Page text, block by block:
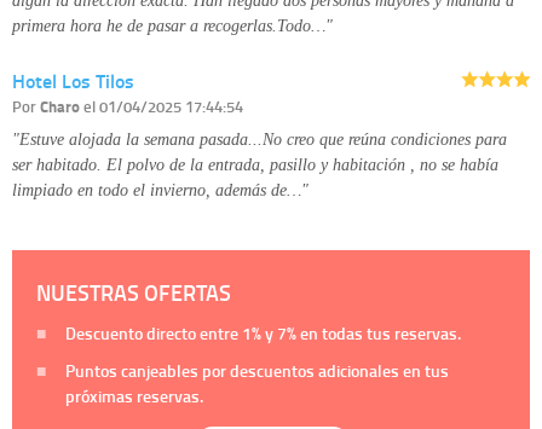
primera hora he de pasar a recogerlas.Todo…"
Hotel Los Tilos
PorCharoel 01/04/2025 17:44:54
"Estuve alojada la semana pasada...No creo que reúna condiciones para
ser habitado. El polvo de la entrada, pasillo y habitación , no se había
limpiado en todo el invierno, además de…"
NUESTRAS OFERTAS
Descuento directo entre 1%y 7%en todas tus reservas.
Puntos canjeables por descuentos adicionales en tus
próximas reservas.